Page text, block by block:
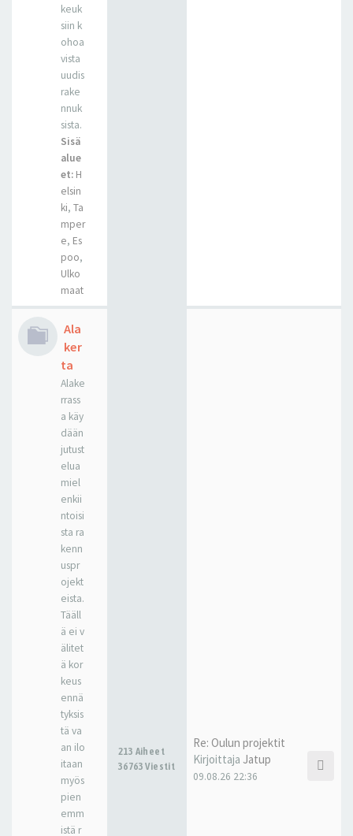
keuk
siin k
ohoa
vista
uudis
rake
nnuk
sista.
Sisä
alue
et: H
elsin
ki, Ta
mper
e, Es
poo,
Ulko
maat
Ala
ker
ta
Alake
rrass
a käy
dään
jutust
elua
miel
enkii
ntoisi
sta ra
kenn
uspr
ojekt
eista.
Tääll
ä ei v
älitet
ä kor
keus
ennä
tyksis
tä va
an ilo
itaan
myös
pien
emm
istä r
213 Aiheet
36763 Viestit
Re: Oulun projektit
Kirjoittaja Jatup
09.08.26 22:36